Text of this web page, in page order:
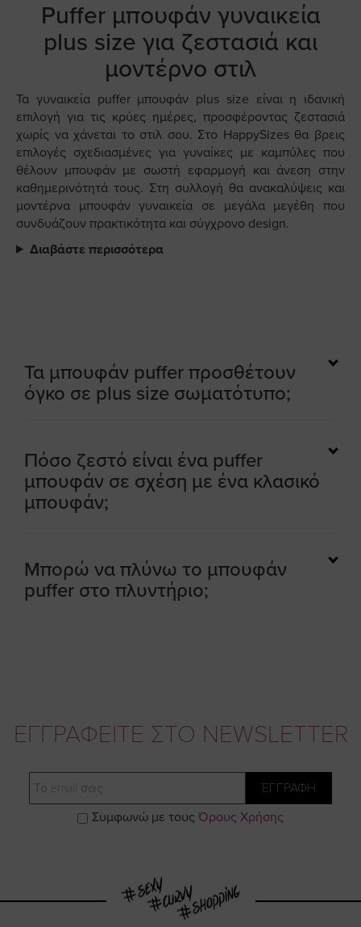
Puffer μπουφάν γυναικεία
plus size για ζεστασιά και
μοντέρνο στιλ
Τα γυναικεία puffer μπουφάν plus size είναι η ιδανική
επιλογή για τις κρύες ημέρες, προσφέροντας ζεστασιά
χωρίς να χάνεται το στιλ σου. Στο HappySizes θα βρεις
επιλογές σχεδιασμένες για γυναίκες με καμπύλες που
θέλουν μπουφάν με σωστή εφαρμογή και άνεση στην
καθημερινότητά τους. Στη συλλογή θα ανακαλύψεις και
μοντέρνα μπουφάν γυναικεία σε μεγάλα μεγέθη που
συνδυάζουν πρακτικότητα και σύγχρονο design.
Διαβάστε περισσότερα
Τα μπουφάν puffer προσθέτουν
όγκο σε plus size σωματότυπο;
Πόσο ζεστό είναι ένα puffer
μπουφάν σε σχέση με ένα κλασικό
μπουφάν;
Μπορώ να πλύνω το μπουφάν
puffer στο πλυντήριο;
ΕΓΓΡΑΦΕΙΤΕ ΣΤΟ NEWSLETTER
Email
ΕΓΓΡΑΦΗ
Συμφωνώ με τους Όρους Χρήσης